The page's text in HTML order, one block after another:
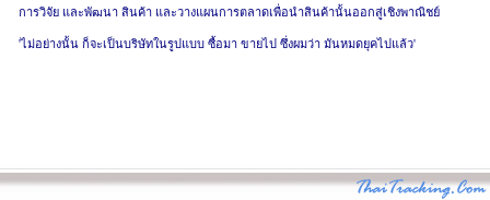
การวิจัย และพัฒนา สินค้า และวางแผนการตลาดเพื่อนำสินค้านั้นออกสู่เชิงพาณิชย์
'ไม่อย่างนั้น ก็จะเป็นบริษัทในรูปแบบ ซื้อมา ขายไป ซึ่งผมว่า มันหมดยุคไปแล้ว'